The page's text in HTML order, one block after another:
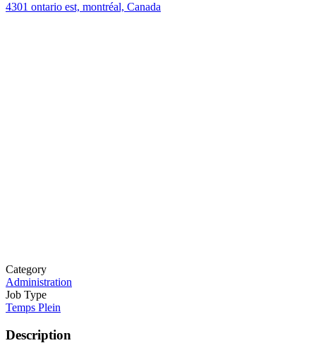
4301 ontario est, montréal, Canada
Category
Administration
Job Type
Temps Plein
Description